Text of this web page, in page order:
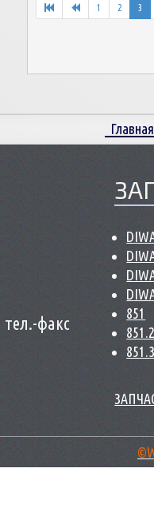
1 2 3
Главная
тел.-факс
851